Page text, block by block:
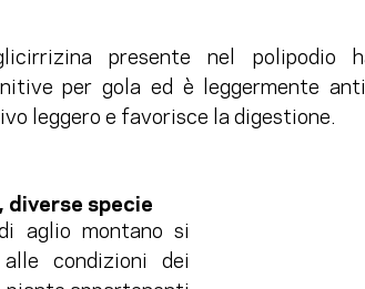
presente nel polipodio
per gola ed è leggermente
leggero e favorisce la digestione.
diverse specie
aglio montano si
condizioni dei